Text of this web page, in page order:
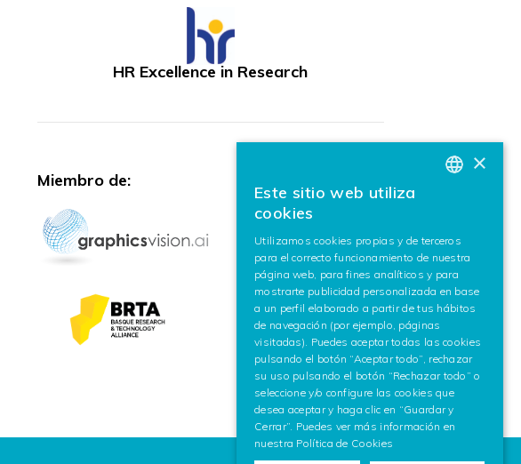
HR Excellence in Research
Miembro de:
ENGLISH
×
Este sitio web utiliza
cookies
Utilizamos cookies propias y de terceros
para el correcto funcionamiento de nuestra
página web, para fines analíticos y para
mostrarte publicidad personalizada en base
a un perfil elaborado a partir de tus hábitos
de navegación (por ejemplo, páginas
visitadas). Puedes aceptar todas las cookies
pulsando el botón “Aceptar todo”, rechazar
su uso pulsando el botón “Rechazar todo” o
seleccione y/o configure las cookies que
desea aceptar y haga clic en “Guardar y
Cerrar”. Puedes ver más información en
nuestra Política de Cookies